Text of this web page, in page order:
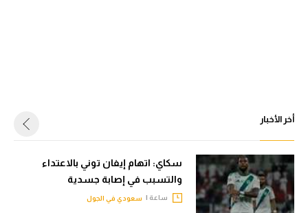
أخر الأخبار
سكاي: اتهام إيفان توني بالاعتداء
والتسبب في إصابة جسدية
ساعة | سعودي في الجول